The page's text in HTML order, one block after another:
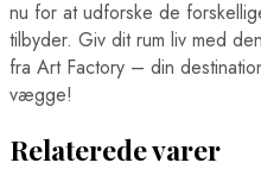
Japan
Jordan
Verdens
Cairo
nu for at udforske de
tilbyder. Giv dit rum liv med
fra Art Factory – din
vægge!
Relaterede varer